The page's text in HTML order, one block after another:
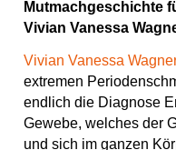
Mutmachgeschichte
Vivian Vanessa
Vivian Vanessa
extremen
endlich die Diagnose
Gewebe, welches der
und sich im ganzen